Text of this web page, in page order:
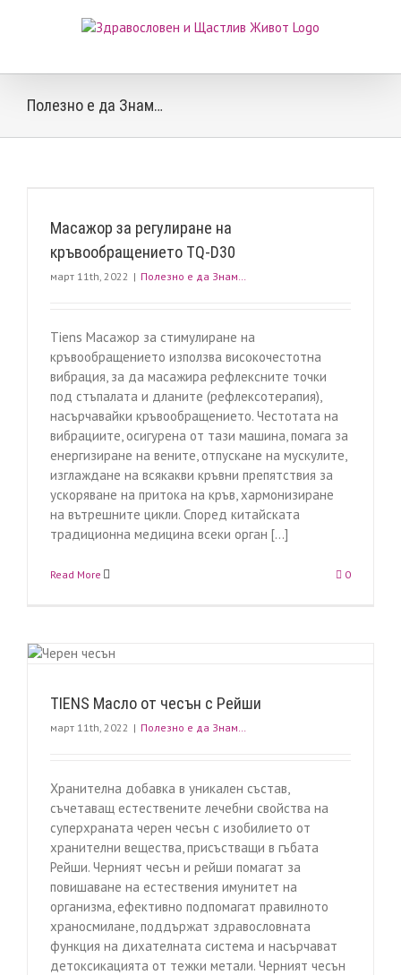
Полезно е да Знам…
Масажор за регулиране на
кръвообращението TQ-D30
март 11th, 2022 | Полезно е да Знам…
Tiens Масажор за стимулиране на
кръвообращението използва високочестотна
вибрация, за да масажира рефлексните точки
под стъпалата и дланите (рефлексотерапия),
насърчавайки кръвообращението. Честотата на
вибрациите, осигурена от тази машина, помага за
енергизиране на вените, отпускане на мускулите,
изглаждане на всякакви кръвни препятствия за
ускоряване на притока на кръв, хармонизиране
на вътрешните цикли. Според китайската
традиционна медицина всеки орган [...]
Read More 0
TIENS Масло от чесън с Рейши
март 11th, 2022 | Полезно е да Знам…
Хранителна добавка в уникален състав,
съчетаващ естествените лечебни свойства на
суперхраната черен чесън с изобилието от
хранителни вещества, присъстващи в гъбата
Рейши. Черният чесън и рейши помагат за
повишаване на естествения имунитет на
организма, ефективно подпомагат правилното
храносмилане, поддържат здравословната
функция на дихателната система и насърчават
детоксикацията от тежки метали. Черният чесън